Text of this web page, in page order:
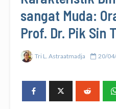
sangat Muda:
Prof. Dr. Pik Sin
Tri L. Astraatmadja 20/